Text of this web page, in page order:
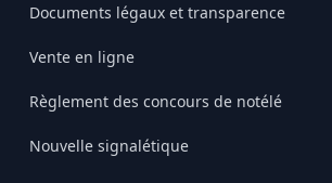
Documents légaux et transparence
Vente en ligne
Règlement des concours de notélé
Nouvelle signalétique